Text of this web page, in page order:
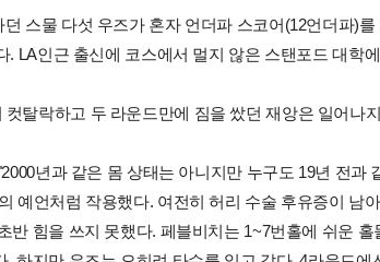
스물 다섯 우즈가 혼자 언더파 스코어(12언더파)
. LA인근 출신에 코스에서 멀지 않은 스탠포드 대학
탈락하고 두 라운드만에 짐을 쌌던 재앙은 일어나
년과 같은 몸 상태는 아니지만 누구도 19년 전과
예언처럼 작용했다. 여전히 허리 수술 후유증이 남
반 힘을 쓰지 못했다. 페블비치는 1~7번홀에 쉬운